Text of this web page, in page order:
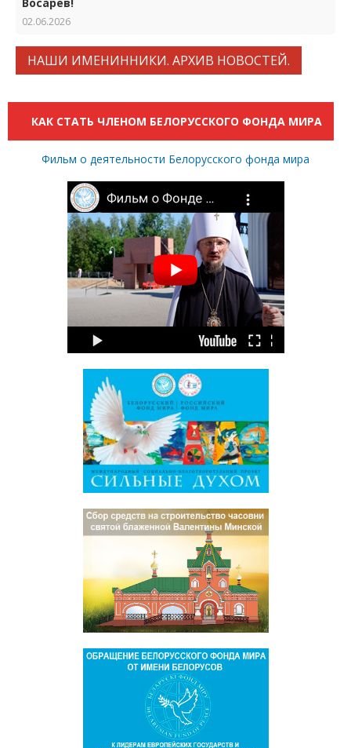
Восарев!
02.06.2026
НАШИ ИМЕНИННИКИ. АРХИВ НОВОСТЕЙ.
КАК СТАТЬ ЧЛЕНОМ БЕЛОРУССКОГО ФОНДА МИРА
Фильм о деятельности Белорусского фонда мира